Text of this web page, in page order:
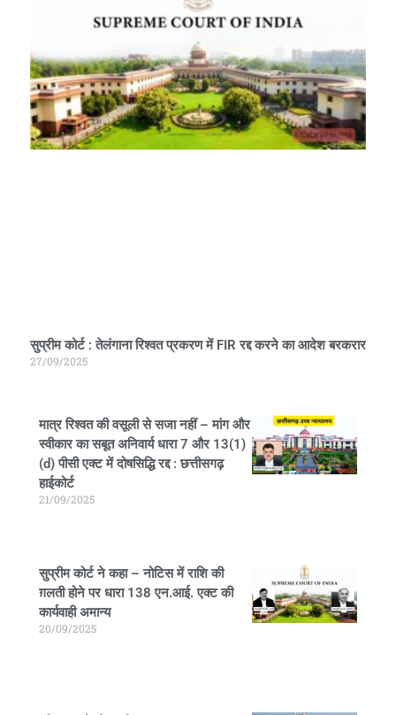
सुप्रीम कोर्ट : तेलंगाना रिश्वत प्रकरण में FIR रद्द करने का आदेश बरकरार
27/09/2025
मात्र रिश्वत की वसूली से सजा नहीं – मांग और
स्वीकार का सबूत अनिवार्य धारा 7 और 13(1)
(d) पीसी एक्ट में दोषसिद्धि रद्द : छत्तीसगढ़
हाईकोर्ट
21/09/2025
सुप्रीम कोर्ट ने कहा – नोटिस में राशि की
ग़लती होने पर धारा 138 एन.आई. एक्ट की
कार्यवाही अमान्य
20/09/2025